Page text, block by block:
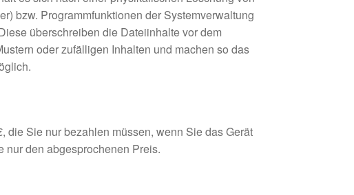
bzw. Programmfunktionen der Systemverwaltung
überschreiben die Dateiinhalte vor dem
oder zufälligen Inhalten und machen so das
die Sie nur bezahlen müssen, wenn Sie das Gerät
nur den abgesprochenen Preis.